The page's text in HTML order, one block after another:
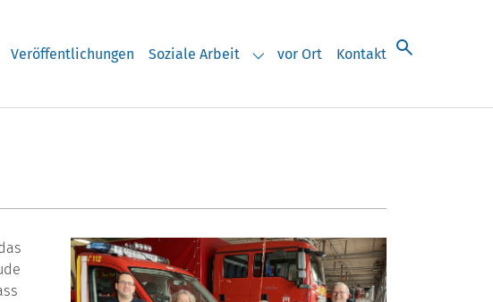
for "Veranstaltungen"
Veröffentlichungen Soziale Arbeit
Submenu for "Soziale Arbeit"
vor Ort Kontakt